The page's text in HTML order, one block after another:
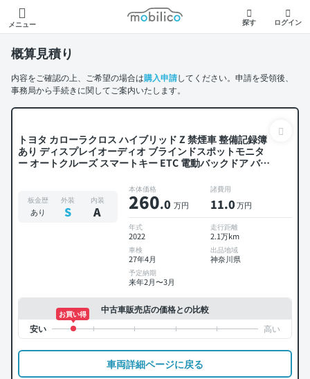
メニュー
モビリコ
探す ログイン
概算見積り
内容をご確認の上、ご希望の場合は購入申請してください。申請を受領後、
事務局から手続きに関してご案内いたします。
トヨタ カローラクロス ハイブリッド Z 禁煙車 整備記録簿
あり ディスプレイオーディオ ブラインドスポットモニタ
ー オートクルーズ スマートキー ETC 電動バックドア バッ
板金歴
あり
外装
S
内装
A
本体価格
260.0 万円
諸費用
11.0万円
年式
2022
走行距離
2.1万km
車検
27年4月
出品地域
神奈川県
予定納期
来年2月〜3月
中古車販売店の価格との比較
お買い得
車両詳細ページに戻る